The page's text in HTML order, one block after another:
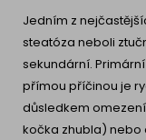
Jedním z
steatóza neboli
sekundární.
přímou příčinou je
důsledkem
kočka zhubla) nebo